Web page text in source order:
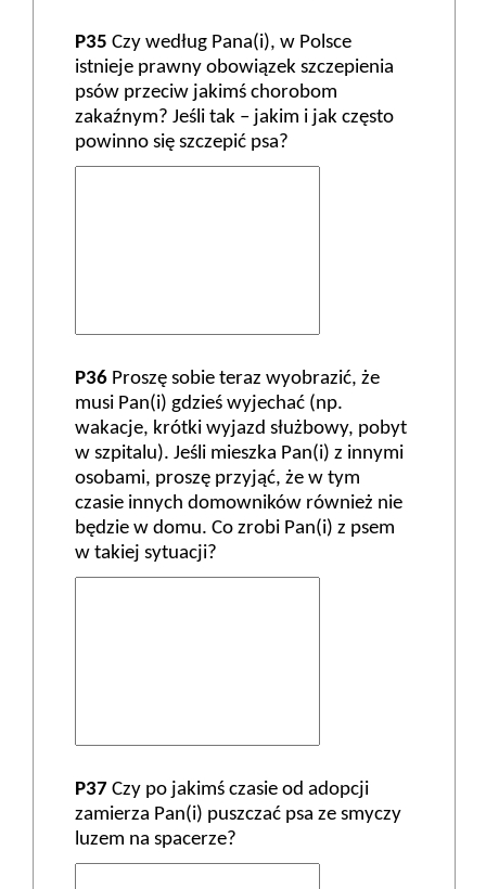
P35 Czy według Pana(i), w Polsce
istnieje prawny obowiązek szczepienia
psów przeciw jakimś chorobom
zakaźnym? Jeśli tak – jakim i jak często
powinno się szczepić psa?
P36 Proszę sobie teraz wyobrazić, że
musi Pan(i) gdzieś wyjechać (np.
wakacje, krótki wyjazd służbowy, pobyt
w szpitalu). Jeśli mieszka Pan(i) z innymi
osobami, proszę przyjąć, że w tym
czasie innych domowników również nie
będzie w domu. Co zrobi Pan(i) z psem
w takiej sytuacji?
P37 Czy po jakimś czasie od adopcji
zamierza Pan(i) puszczać psa ze smyczy
luzem na spacerze?